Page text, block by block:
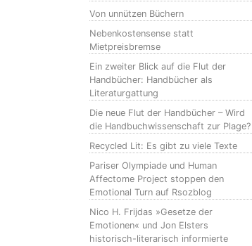
Von unnützen Büchern
Nebenkostensense statt
Mietpreisbremse
Ein zweiter Blick auf die Flut der
Handbücher: Handbücher als
Literaturgattung
Die neue Flut der Handbücher – Wird
die Handbuchwissenschaft zur Plage?
Recycled Lit: Es gibt zu viele Texte
Pariser Olympiade und Human
Affectome Project stoppen den
Emotional Turn auf Rsozblog
Nico H. Frijdas »Gesetze der
Emotionen« und Jon Elsters
historisch-literarisch informierte